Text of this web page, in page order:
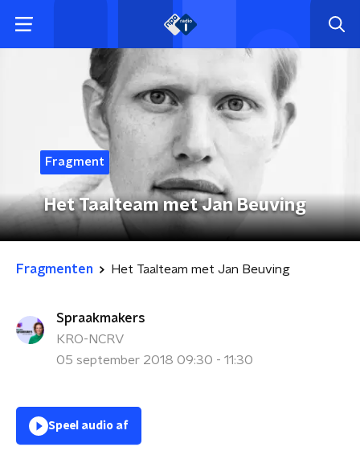
Fragment
Het Taalteam met Jan Beuving
Fragmenten Het Taalteam met Jan Beuving
Spraakmakers
KRO-NCRV
05 september 2018 09:30 - 11:30
Speel audio af